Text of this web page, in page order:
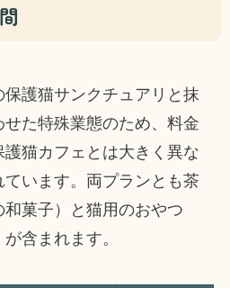
護猫サンクチュアリと抹
た特殊業態のため、料金
猫カフェとは大きく異な
います。両プランとも茶
菓子）と猫用のおやつ
含まれます。